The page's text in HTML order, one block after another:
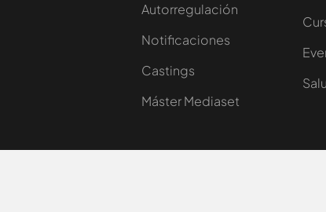
Autorregulación
Notificaciones
Castings
Máster Mediaset